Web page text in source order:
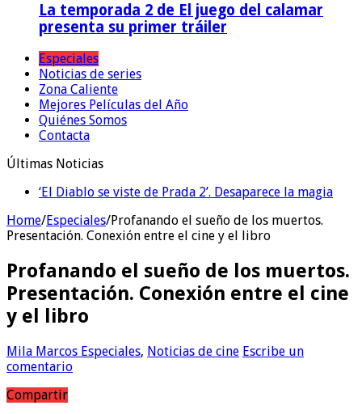
La temporada 2 de El juego del calamar
presenta su primer tráiler
Especiales
Noticias de series
Zona Caliente
Mejores Películas del Año
Quiénes Somos
Contacta
Últimas Noticias
‘El Diablo se viste de Prada 2’. Desaparece la magia
Home/Especiales/Profanando el sueño de los muertos.
Presentación. Conexión entre el cine y el libro
Profanando el sueño de los muertos.
Presentación. Conexión entre el cine
y el libro
Mila Marcos Especiales, Noticias de cine Escribe un
comentario
Compartir